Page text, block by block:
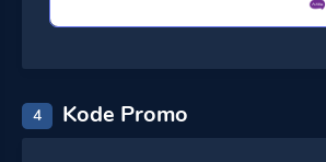
4 Kode Promo